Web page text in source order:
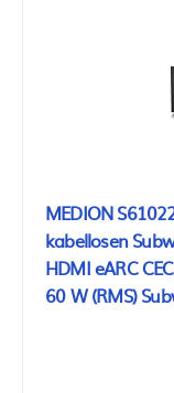
MEDION
kabellosen
HDMI eARC
60 W (RMS)